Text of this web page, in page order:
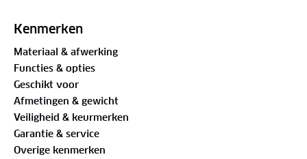
Kenmerken
Materiaal & afwerking
Functies & opties
Geschikt voor
Afmetingen & gewicht
Veiligheid & keurmerken
Garantie & service
Overige kenmerken